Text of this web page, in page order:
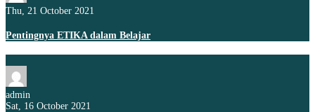
Thu, 21 October 2021
Pentingnya ETIKA dalam Belajar
admin
Sat, 16 October 2021